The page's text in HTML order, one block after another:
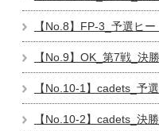
【No.8】FP-3_予選ヒ
【No.9】OK_第7戦_決
【No.10-1】cadets_予
【No.10-2】cadets_決